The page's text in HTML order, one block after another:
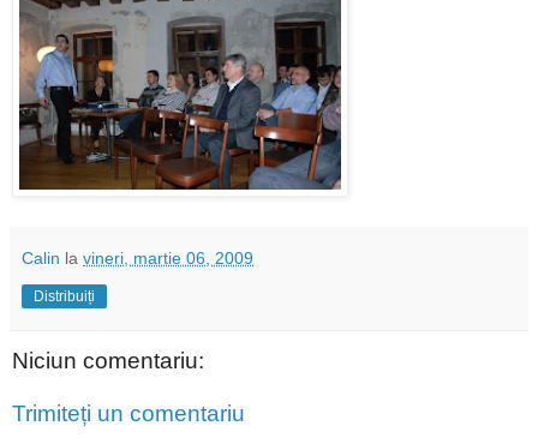
Calin la vineri, martie 06, 2009
Distribuiți
Niciun comentariu:
Trimiteți un comentariu